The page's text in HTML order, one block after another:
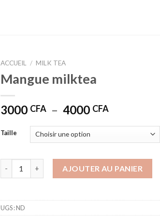
ACCUEIL / MILK TEA
Mangue milktea
3000 CFA – 4000 CFAPlage
3000 CFA
à
4000 CFA
Taille
AJOUTER AU PANIER
UGS :ND